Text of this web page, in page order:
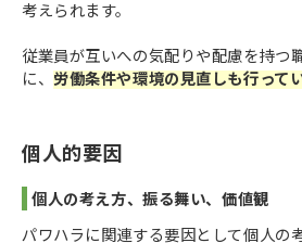
考えられます。
従業員が互いへの気配りや配慮を持つ
に、労働条件や環境の見直しも行って
個人的要因
個人の考え方、振る舞い、価値観
パワハラに関連する要因として個人の